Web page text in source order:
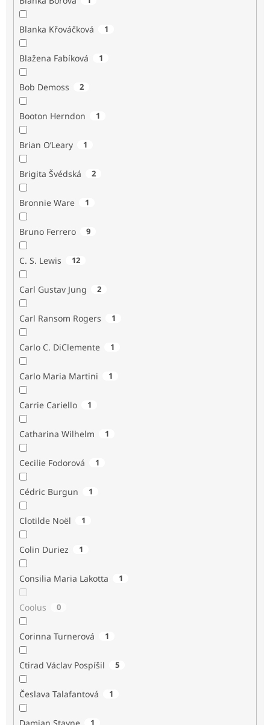
Blanka Křováčková 1
Blažena Fabíková 1
Bob Demoss 2
Booton Herndon 1
Brian O’Leary 1
Brigita Švédská 2
Bronnie Ware 1
Bruno Ferrero 9
C. S. Lewis 12
Carl Gustav Jung 2
Carl Ransom Rogers 1
Carlo C. DiClemente 1
Carlo Maria Martini 1
Carrie Cariello 1
Catharina Wilhelm 1
Cecilie Fodorová 1
Cédric Burgun 1
Clotilde Noël 1
Colin Duriez 1
Consilia Maria Lakotta 1
Coolus 0
Corinna Turnerová 1
Ctirad Václav Pospíšil 5
Česlava Talafantová 1
1